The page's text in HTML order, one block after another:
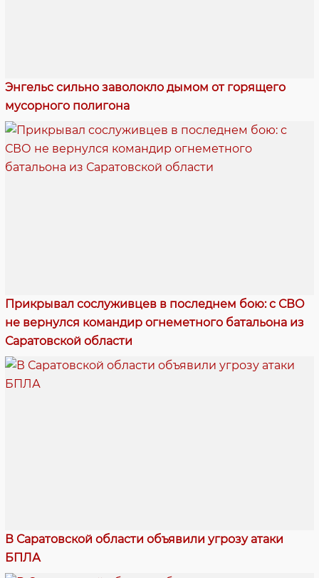
Энгельс сильно заволокло дымом от горящего
мусорного полигона
Прикрывал сослуживцев в последнем бою: с СВО
не вернулся командир огнеметного батальона из
Саратовской области
В Саратовской области объявили угрозу атаки
БПЛА